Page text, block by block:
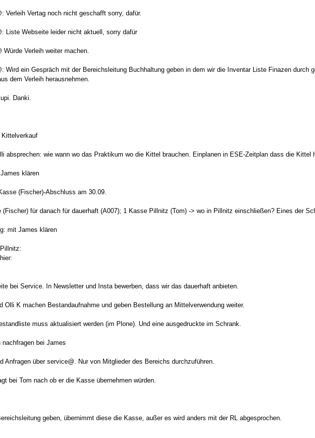
Verleih Vertag noch nicht geschafft sorry, dafür.
Liste Webseite leider nicht aktuell, sorry dafür
Würde Verleih weiter machen.
Wird ein Gespräch mit der Bereichsleitung Buchhaltung geben in dem wir die Inventar Liste Finazen durch
dem Verleih herausnehmen.
Danki.
absprechen: wie wann wo das Praktikum wo die Kittel brauchen. Einplanen in ESE-Zeitplan dass die Kittel
klären
(Fischer)-Abschluss am 30.09.
(Fischer) für danach für dauerhaft (A007); 1 Kasse Pillnitz (Tom) -> wo in Pillnitz einschließen? Eines der
mit James klären
bei Service. In Newsletter und Insta bewerben, dass wir das dauerhaft anbieten.
Olli K machen Bestandaufnahme und geben Bestellung an Mittelverwendung weiter.
muss aktualisiert werden (im Plone). Und eine ausgedruckte im Schrank.
nachfragen bei James
Anfragen über service@. Nur von Mitglieder des Bereichs durchzuführen.
bei Tom nach ob er die Kasse übernehmen würden.
geben, übernimmt diese die Kasse, außer es wird anders mit der RL abgesprochen.